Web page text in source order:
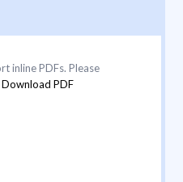
inline PDFs. Please
Download PDF